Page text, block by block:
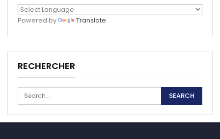
Powered by Translate
RECHERCHER